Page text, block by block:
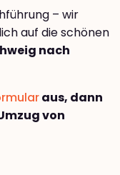
– wir
auf die schönen
nach
aus, dann
von